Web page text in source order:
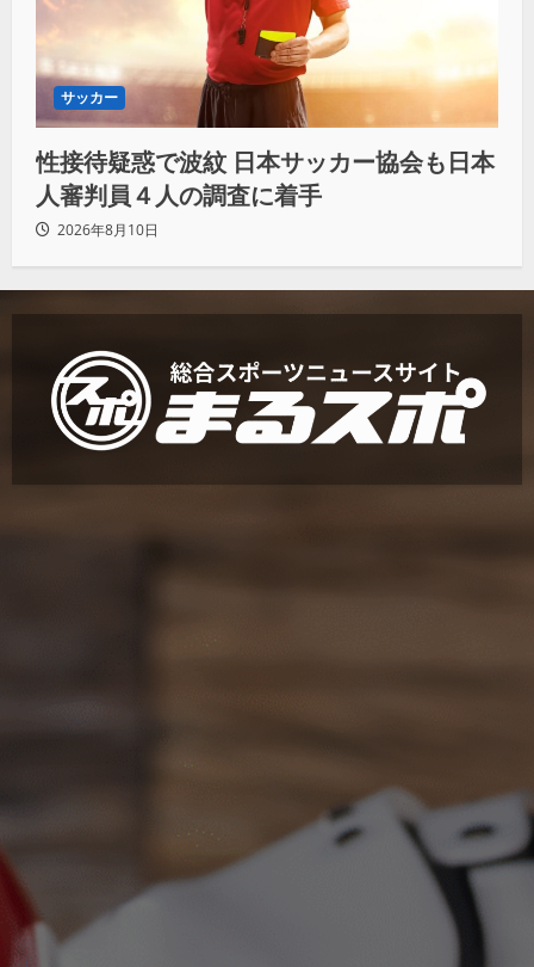
サッカー
性接待疑惑で波紋 日本サッカー協会も日本
人審判員４人の調査に着手
2026年8月10日